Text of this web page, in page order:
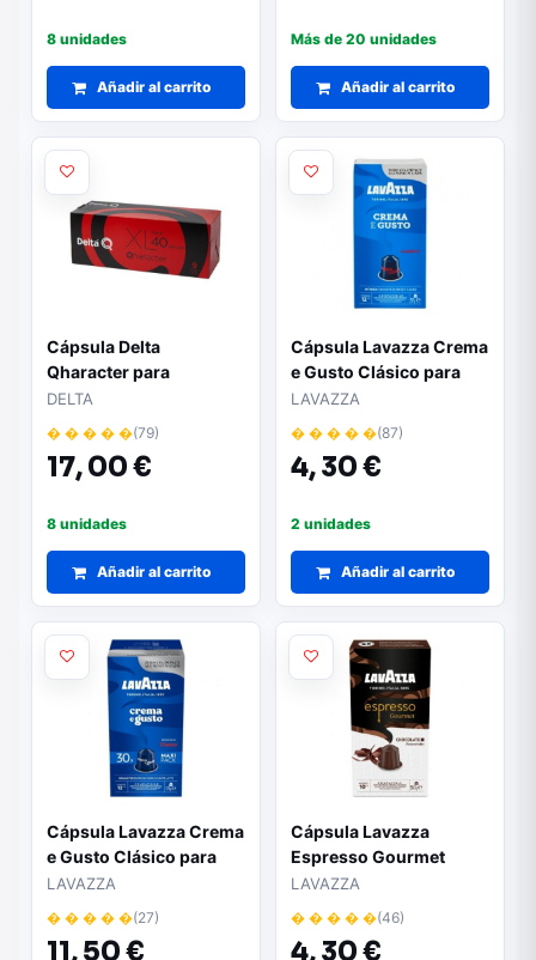
8 unidades
Añadir al carrito
Más de 20 unidades
Añadir al carrito
Cápsula Delta
Qharacter para
cafeteras Delta/ Caja de
DELTA
� � � � �(79)
17,00 €
8 unidades
Añadir al carrito
Cápsula Lavazza Crema
e Gusto Clásico para
cafeteras Nespresso/
LAVAZZA
� � � � �(87)
4,30 €
2 unidades
Añadir al carrito
Cápsula Lavazza Crema
e Gusto Clásico para
cafeteras Nespresso/
LAVAZZA
� � � � �(27)
11,50 €
Cápsula Lavazza
Espresso Gourmet
Chocolate para
cafeteras Nespresso/
Caja de 10
LAVAZZA
� � � � �(46)
4,30 €